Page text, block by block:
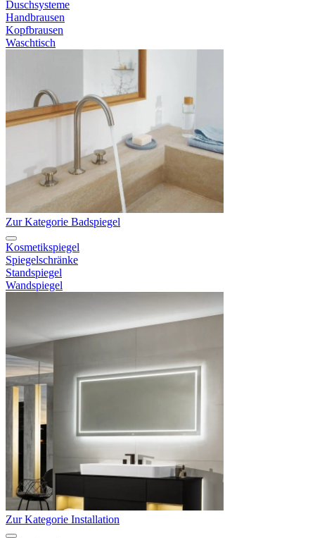
Duschsysteme
Handbrausen
Kopfbrausen
Waschtisch
Zur Kategorie Badspiegel
Kosmetikspiegel
Spiegelschränke
Standspiegel
Wandspiegel
Zur Kategorie Installation